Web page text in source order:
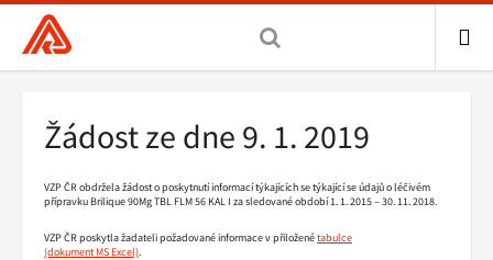
Všeobecná
zdravotní
hlavní
Drobečková
navigace
Žádost ze dne 9. 1. 2019
VZP ČR obdržela žádost o poskytnutí informací týkajících se týkající se údajů o léčivém
přípravku Brilique 90Mg TBL FLM 56 KAL I za sledované období 1. 1. 2015 – 30. 11. 2018.
VZP ČR poskytla žadateli požadované informace v přiloženétabulce
.